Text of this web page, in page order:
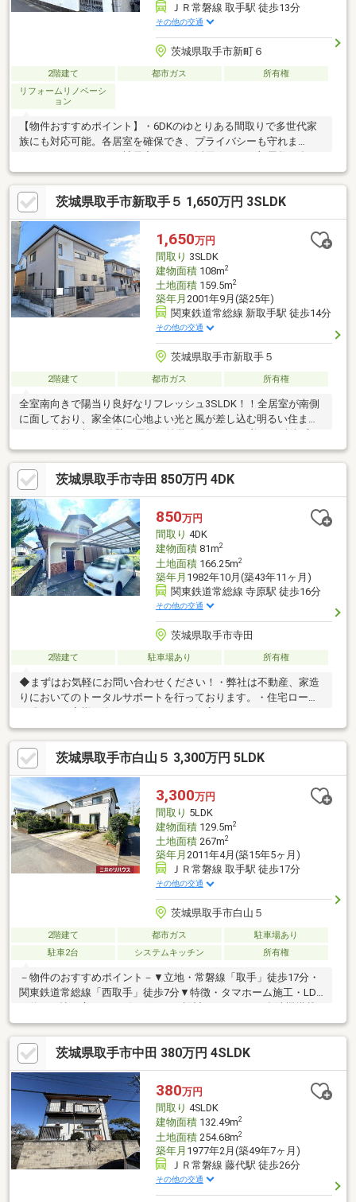
ＪＲ常磐線 取手駅 徒歩13分
その他の交通
茨城県取手市新町６
2階建て 都市ガス
所有権
リフォームリノベーシ
ョン
【物件おすすめポイント】・6DKのゆとりある間取りで多世代家
族にも対応可能。各居室を確保でき、プライバシーも守れま
が魅力です。・リノベーション素材としても魅力的で、自分好み
の住まいづくりが可能。・お庭ではガーデニングや家庭菜園が楽
しめます。・吹き抜け玄関から陽が差し込み、明るく開放的な空
間。・取手駅徒歩圏内、ドラッグストア徒歩2分の便利な立地。・
勝手口付きで家事動線良好。L字キッチンは作業スペースが広く、
収納も豊富。玄関からキッチンの照明操作ができ、帰宅時も安心
です。
茨城県取手市新取手５ 1,650万円 3SLDK
1,650万円
間取り 3SLDK
建物面積108m2
土地面積159.5m2
築年月 2001年9月(築25年)
関東鉄道常総線 新取手駅 徒歩14分
その他の交通
茨城県取手市新取手５
2階建て 都市ガス 所有権
全室南向きで陽当り良好なリフレッシュ3SLDK！！全居室が南側
に面しており、家全体に心地よい光と風が差し込む明るい住まい
ある外観へ設備交換： トイレ交換、キッチンガスコンロや各種水
栓、給湯器などを新品に内装仕上げ： クロス張替、畳表替、TVモ
ニター付きインターホン交換、防蟻工事済「新取手」駅より徒歩
14分、小学校も徒歩約13分と近く安心です。都市ガス・公共下水
完備で経済的な暮らしを始められます。
茨城県取手市寺田 850万円 4DK
850万円
間取り 4DK
建物面積81m2
土地面積166.25m2
築年月 1982年10月(築43年11ヶ月)
関東鉄道常総線 寺原駅 徒歩16分
その他の交通
茨城県取手市寺田
2階建て 駐車場あり 所有権
◆まずはお気軽にお問い合わせください！・弊社は不動産、家造
りにおいてのトータルサポートを行っております。・住宅ローン
す。・スタッフ一同、誠心誠意ご対応させていただきます！◆経
験知識が豊富なスタッフが在籍！迅速な対応を心掛けておりま
す。・お問合せを受けてから即日ご対応をさせていただきま
す。・その他物件情報も多数ございます！お気軽にお問い合わせ
ください。
茨城県取手市白山５ 3,300万円 5LDK
3,300万円
間取り 5LDK
建物面積129.5m2
土地面積267m2
築年月 2011年4月(築15年5ヶ月)
ＪＲ常磐線 取手駅 徒歩17分
その他の交通
茨城県取手市白山５
2階建て 都市ガス
駐車場あり
駐車2台
システムキッチン 所有権
－物件のおすすめポイント－▼立地・常磐線「取手」徒歩17分・
関東鉄道常総線「西取手」徒歩7分▼特徴・タマホーム施工・LDK
の対面式キッチン、勝手口付・LD横に足を伸ばしてくつろげる和
室約7.2帖有・洋室約7.2帖にWICを設置・浴室は1818サイズ・洋室
2室に面する南西向きバルコニー▼周辺環境・ビッグ・エー取手白
山店 徒歩4分(約250m)※容積率は前面道路幅員により160％に制限
■ ご希望の住まい探しをお手伝いします ━━━━━・・・物件の
詳細・ご相談はお気軽にお問い合わせください。
茨城県取手市中田 380万円 4SLDK
380万円
間取り 4SLDK
建物面積132.49m2
土地面積254.68m2
築年月 1977年2月(築49年7ヶ月)
ＪＲ常磐線 藤代駅 徒歩26分
その他の交通